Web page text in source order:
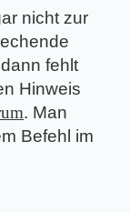
nicht zur
fehlt
Hinweis
. Man
Befehl im